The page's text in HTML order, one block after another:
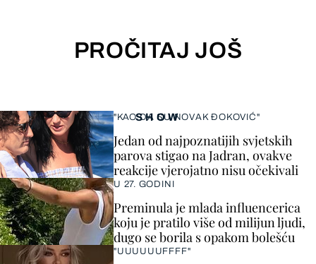
PROČITAJ JOŠ
SHOW
"KAO DA SU NOVAK ĐOKOVIĆ"
Jedan od najpoznatijih svjetskih
parova stigao na Jadran, ovakve
reakcije vjerojatno nisu očekivali
U 27. GODINI
Preminula je mlada influencerica
koju je pratilo više od milijun ljudi,
dugo se borila s opakom bolešću
"UUUUUUFFFF"